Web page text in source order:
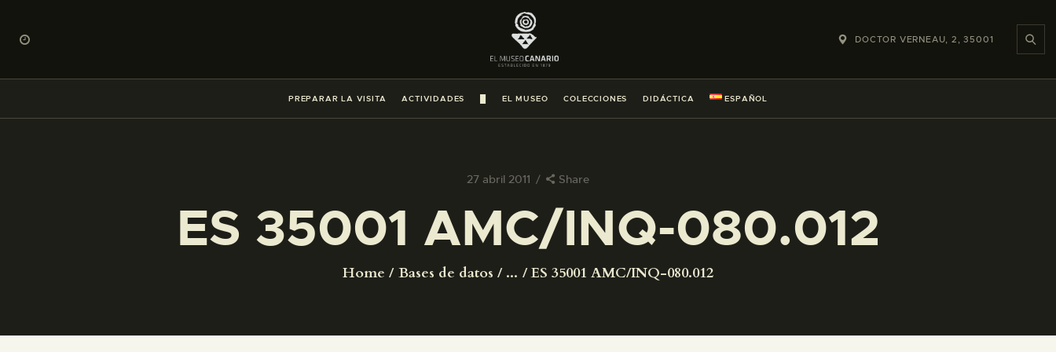
DOCTOR VERNEAU, 2, 35001
PREPARAR LA VISITA ACTIVIDADES EL MUSEO COLECCIONES DIDÁCTICA ESPAÑOL
27 abril 2011 Share
ES 35001 AMC/INQ-080.012
Home Bases de datos ... ES 35001 AMC/INQ-080.012
PREPARAR LA VISITA
ACTIVIDADES
█
COLECCIONES
DIDÁCTICA